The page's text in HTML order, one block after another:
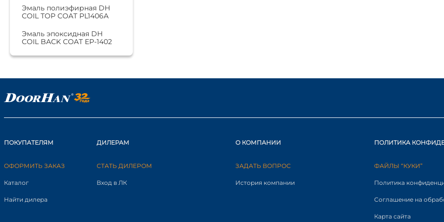
Эмаль полиэфирная DH
COIL TOP COAT PL1406А
Эмаль эпоксидная DH
COIL BACK COAT EP-1402
ПОКУПАТЕЛЯМ
ОФОРМИТЬ ЗАКАЗ
Каталог
Найти дилера
ДИЛЕРАМ
СТАТЬ ДИЛЕРОМ
Вход в ЛК
О КОМПАНИИ
ЗАДАТЬ ВОПРОС
История компании
ПОЛИТИКА
ФАЙЛЫ “КУКИ”
Политика
Соглашение на
Карта сайта